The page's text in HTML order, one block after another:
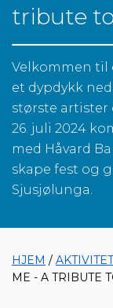
tribute
Velkommen til
et dypdykk
største artister
26. juli 2024
med Håvard
skape fest og
Sjusjølunga.
HJEM /
ME - A TRIBUTE